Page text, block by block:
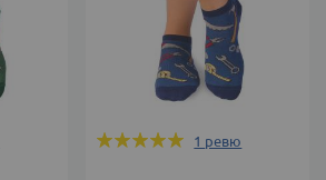
Оценка:
1 ревю